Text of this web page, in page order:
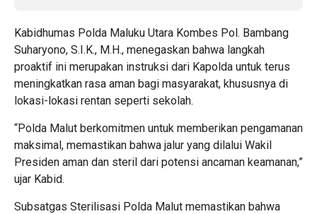
Kabidhumas Polda Maluku Utara Kombes Pol. Bambang
Suharyono, S.I.K., M.H., menegaskan bahwa langkah
proaktif ini merupakan instruksi dari Kapolda untuk terus
meningkatkan rasa aman bagi masyarakat, khususnya di
lokasi-lokasi rentan seperti sekolah.
“Polda Malut berkomitmen untuk memberikan pengamanan
maksimal, memastikan bahwa jalur yang dilalui Wakil
Presiden aman dan steril dari potensi ancaman keamanan,”
ujar Kabid.
Subsatgas Sterilisasi Polda Malut memastikan bahwa